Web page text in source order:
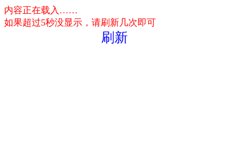
内容正在载入……
如果超过5秒没显示，请刷新几次即可
刷新